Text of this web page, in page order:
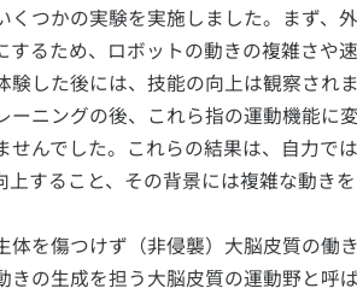
つかの実験を実施しました。まず、
るため、ロボットの動きの複雑さや
した後には、技能の向上は観察され
ニングの後、これら指の運動機能に
んでした。これらの結果は、自力で
すること、その背景には複雑な動き
を傷つけず（非侵襲）大脳皮質の働
の生成を担う大脳皮質の運動野と呼